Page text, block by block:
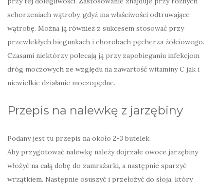
schorzeniach wątroby, gdyż ma właściwości odtruwające
wątrobę. Można ją również z sukcesem stosować przy
przewlekłych biegunkach i chorobach pęcherza żółciowego.
Czasami niektórzy polecają ją przy zapobieganiu infekcjom
dróg moczowych ze względu na zawartość witaminy C jak i
niewielkie działanie moczopędne.
Przepis na nalewkę z jarzębiny
Podany jest tu przepis na około 2-3 butelek.
Aby przygotować nalewkę należy dojrzałe owoce jarzębiny
włożyć na całą dobę do zamrażarki, a następnie sparzyć
wrzątkiem. Następnie osuszyć i przełożyć do słoja, który